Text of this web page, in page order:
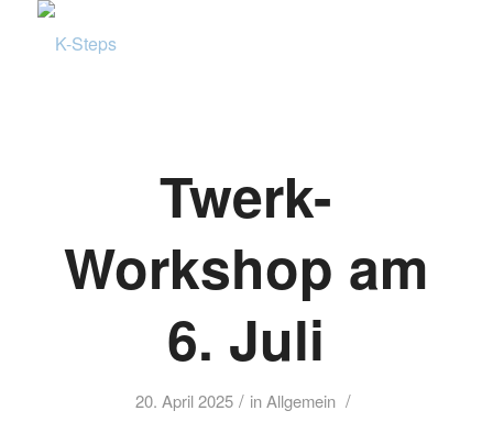
Twerk-
Workshop am
6. Juli
20. April 2025 / inAllgemein /